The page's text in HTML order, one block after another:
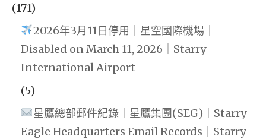
(171)
2026年3月11日停用｜星空國際機場｜
Disabled on March 11, 2026｜Starry
International Airport
(5)
星鷹總部郵件紀錄｜星鷹集團(SEG)｜Starry
Eagle Headquarters Email Records｜Starry